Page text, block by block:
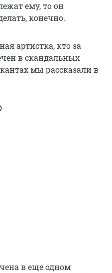
ему, то он
конечно.
артистка, кто за
в скандальных
мы рассказали в
в еще одном